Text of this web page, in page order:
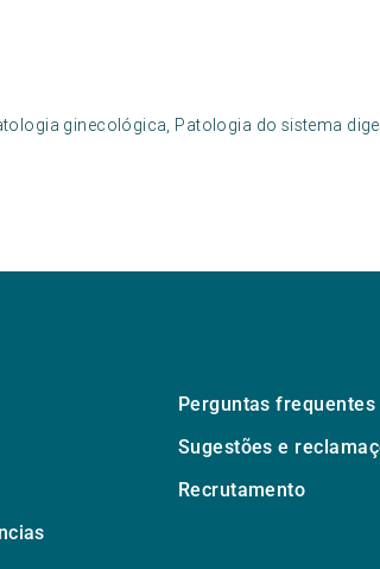
ginecológica, Patologia do sistema
Perguntas frequentes
Sugestões e
Recrutamento